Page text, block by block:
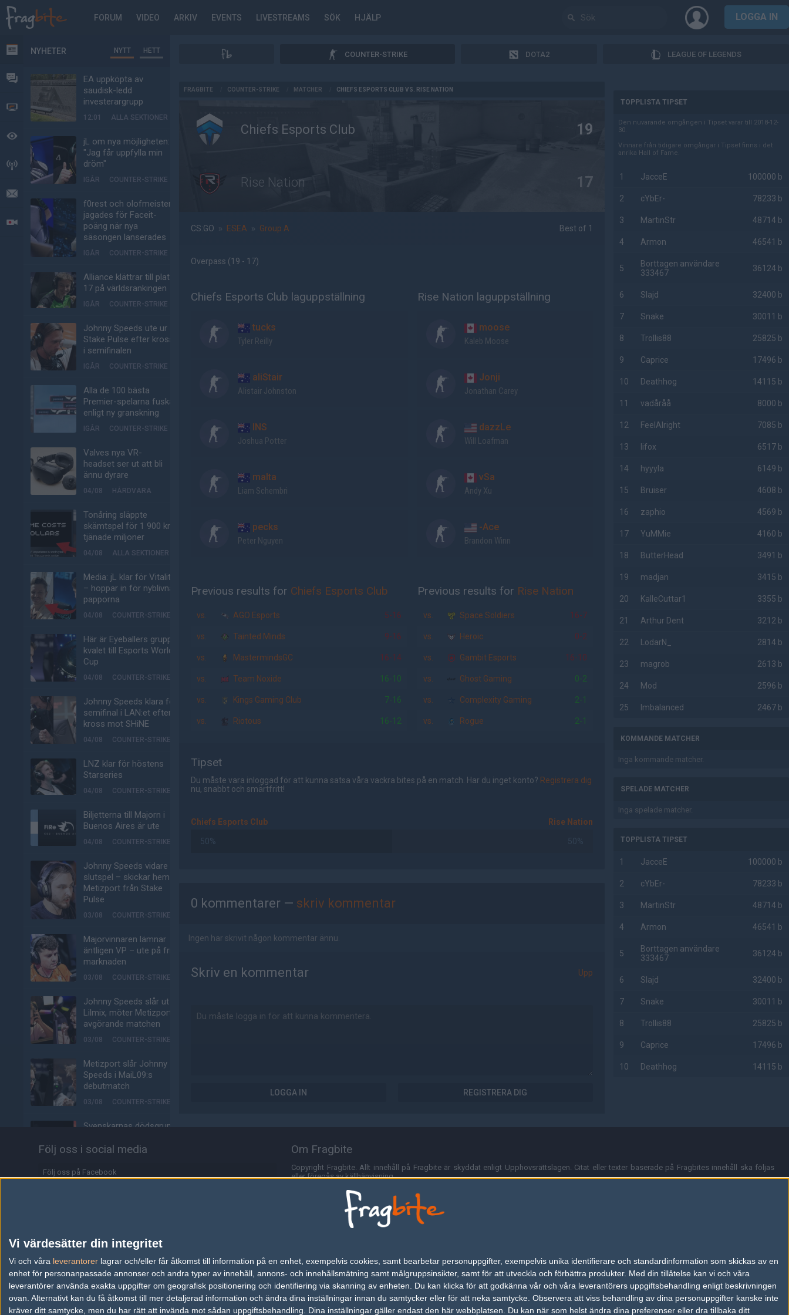
Vi värdesätter din integritet
Vi och våra leverantorer lagrar och/eller får åtkomst till information på en enhet, exempelvis cookies, samt bearbetar personuppgifter, exempelvis unika identifierare och standardinformation som skickas av en
enhet för personanpassade annonser och andra typer av innehåll, annons- och innehållsmätning samt målgruppsinsikter, samt för att utveckla och förbättra produkter. Med din tillåtelse kan vi och våra
leverantörer använda exakta uppgifter om geografisk positionering och identifiering via skanning av enheten. Du kan klicka för att godkänna vår och våra leverantörers uppgiftsbehandling enligt beskrivningen
ovan. Alternativt kan du få åtkomst till mer detaljerad information och ändra dina inställningar innan du samtycker eller för att neka samtycke. Observera att viss behandling av dina personuppgifter kanske inte
kräver ditt samtycke, men du har rätt att invända mot sådan uppgiftsbehandling. Dina inställningar gäller endast den här webbplatsen. Du kan när som helst ändra dina preferenser eller dra tillbaka ditt
FORUM VIDEO ARKIV EVENTS LIVESTREAMS SÖK HJÄLP LOGGA IN
NYHETER
FORUM
VIDEO
BEVAKAT
HÄNDELSER
LIVESÄNDNINGAR
NYHETER NYTT HETT
EA uppköpta av
saudisk-ledd
investerargrupp
12:01 ALLA SEKTIONER
jL om nya möjligheten:
"Jag får uppfylla min
dröm"
IGÅR COUNTER-STRIKE
f0rest och olofmeister
jagades för Faceit-
poäng när nya
säsongen lanserades
IGÅR COUNTER-STRIKE
Alliance klättrar till plats
17 på världsrankingen
IGÅR COUNTER-STRIKE
Johnny Speeds ute ur
Stake Pulse efter kross
i semifinalen
IGÅR COUNTER-STRIKE
Alla de 100 bästa
Premier-spelarna fuskar
enligt ny granskning
IGÅR COUNTER-STRIKE
Valves nya VR-
headset ser ut att bli
ännu dyrare
04/08 HÅRDVARA
Tonåring släppte
skämtspel för 1 900 kr –
tjänade miljoner
04/08 ALLA SEKTIONER
Media: jL klar för Vitality
– hoppar in för nyblivna
papporna
04/08 COUNTER-STRIKE
Här är Eyeballers grupp i
kvalet till Esports World
Cup
04/08 COUNTER-STRIKE
Johnny Speeds klara för
semifinal i LAN:et efter
kross mot SHiNE
04/08 COUNTER-STRIKE
LNZ klar för höstens
Starseries
04/08 COUNTER-STRIKE
Biljetterna till Majorn i
Buenos Aires är ute
04/08 COUNTER-STRIKE
Johnny Speeds vidare till
slutspel – skickar hem
Metizport från Stake
Pulse
03/08 COUNTER-STRIKE
Majorvinnaren lämnar
äntligen VP – ute på fria
marknaden
03/08 COUNTER-STRIKE
Johnny Speeds slår ut
Lilmix, möter Metizport i
avgörande matchen
03/08 COUNTER-STRIKE
Metizport slår Johnny
Speeds i MaiL09:s
debutmatch
03/08 COUNTER-STRIKE
Svenskarnas dödsgrupp
för tre svensklag
Spelarna flyr Counter-
Strike 2 — rasar för
femte månaden i rad
02/08 COUNTER-STRIKE
jL tillbaka från pausen –
COUNTER-STRIKE DOTA2 LEAGUE OF LEGENDS
FRAGBITE COUNTER-STRIKE MATCHER CHIEFS ESPORTS CLUB VS. RISE NATION
Chiefs Esports Club 19
Rise Nation 17
CS:GO » ESEA » Group A Best of 1
Overpass (19 - 17)
Chiefs Esports Club laguppställning
tucks
Tyler Reilly
aliStair
Alistair Johnston
INS
Joshua Potter
malta
Liam Schembri
pecks
Peter Nguyen
Rise Nation laguppställning
moose
Kaleb Moose
Jonji
Jonathan Carey
dazzLe
Will Loafman
vSa
Andy Xu
-Ace
Brandon Winn
Previous results for Chiefs Esports Club
vs. AGO Esports 5-16
vs. Tainted Minds 9-16
vs. MastermindsGC 16-14
vs. Team Noxide 16-10
vs. Kings Gaming Club 7-16
vs. Riotous 16-12
Previous results for Rise Nation
vs. Space Soldiers 16-7
vs. Heroic 0-2
vs. Gambit Esports 16-10
vs. Ghost Gaming 0-2
vs. Complexity Gaming 2-1
vs. Rogue 2-1
Tipset
Du måste vara inloggad för att kunna satsa våra vackra bites på en match. Har du inget konto? Registrera dig
nu, snabbt och smärtfritt!
Chiefs Esports Club Rise Nation
50% 50%
0 kommentarer — skriv kommentar
Ingen har skrivit någon kommentar ännu.
Skriv en kommentar Upp
LOGGA IN REGISTRERA DIG
TOPPLISTA TIPSET
Den nuvarande omgången i Tipset varar till 2018-12-
30.
Vinnare från tidigare omgångar i Tipset finns i det
anrika Hall of Fame.
1 JacceE 100000 b
2 cYbEr- 78233 b
3 MartinStr 48714 b
4 Armon 46541 b
5
Borttagen användare
333467
36124 b
6 Slajd 32400 b
7 Snake 30011 b
8 Trollis88 25825 b
9 Caprice 17496 b
10 Deathhog 14115 b
11 vadåråå 8000 b
12 FeelAlright 7085 b
13 lifox 6517 b
14 hyyyla 6149 b
15 Bruiser 4608 b
16 zaphio 4569 b
17 YuMMie 4160 b
18 ButterHead 3491 b
19 madjan 3415 b
20 KalleCuttar1 3355 b
21 Arthur Dent 3212 b
22 LodarN_ 2814 b
23 magrob 2613 b
24 Mod 2596 b
25 Imbalanced 2467 b
KOMMANDE MATCHER
Inga kommande matcher.
SPELADE MATCHER
Inga spelade matcher.
TOPPLISTA TIPSET
1 JacceE 100000 b
2 cYbEr- 78233 b
3 MartinStr 48714 b
4 Armon 46541 b
5
Borttagen användare
333467
36124 b
6 Slajd 32400 b
7 Snake 30011 b
8 Trollis88 25825 b
9 Caprice 17496 b
10 Deathhog 14115 b
Följ oss i social media
Följ oss på Facebook
Information
Annonsering
Copyright och Privacy Policy
Om Fragbite
Copyright Fragbite. Allt innehåll på Fragbite är skyddat enligt Upphovsrättslagen. Citat eller texter baserade på Fragbites innehåll ska följas
eller föregås av källhänvisning.
Alla åsikter uttryckta på Fragbite representerar varje enskild skribent och överensstämmer inte nödvändigtvis med Fragbites åsikter.
Programmering och design av Fredric Bohlin. För frågor rörande sajten kan du skicka iväg ett email till
Fragbite använder cookies för att spara användarspecifik information så som t.ex. användarnamn. Cookies sparas även när man deltar i
omröstningar och för att föra statistik. För att slippa cookies kan du stänga av cookies i din webbläsares inställningar eller välja att inte
besöka Fragbite. Den här textraden finns här på grund av lagen om elektronisk kommunikation som trädde i kraft 25 juli 2003.
Annonsering